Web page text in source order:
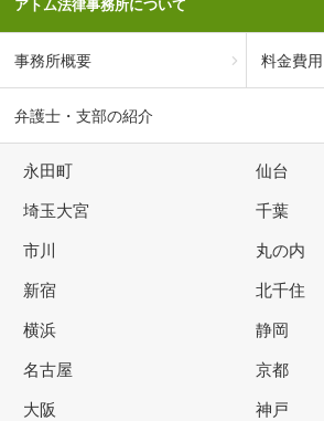
アトム法律事務所について
事務所概要 料金費用
弁護士・支部の紹介
永田町 仙台
埼玉大宮 千葉
市川 丸の内
新宿 北千住
横浜 静岡
名古屋 京都
大阪 神戸